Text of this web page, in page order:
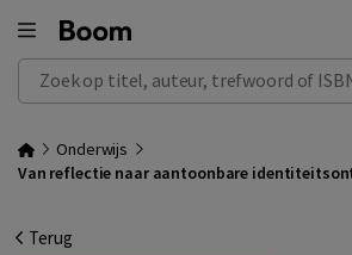
Zoek op titel, auteur, trefwoord of ISBN
Onderwijs
Van reflectie naar aantoonbare
Terug